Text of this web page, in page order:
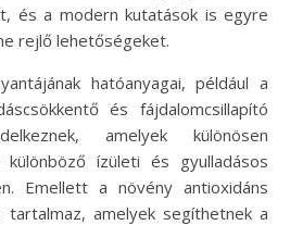
és a modern kutatások is egyre
rejlő lehetőségeket.
hatóanyagai, például a
és fájdalomcsillapító
amelyek különösen
ízületi és gyulladásos
Emellett a növény antioxidáns
amelyek segíthetnek a